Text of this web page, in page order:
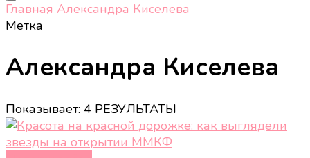
Главная Александра Киселева
Метка
Александра Киселева
Показывает: 4 РЕЗУЛЬТАТЫ